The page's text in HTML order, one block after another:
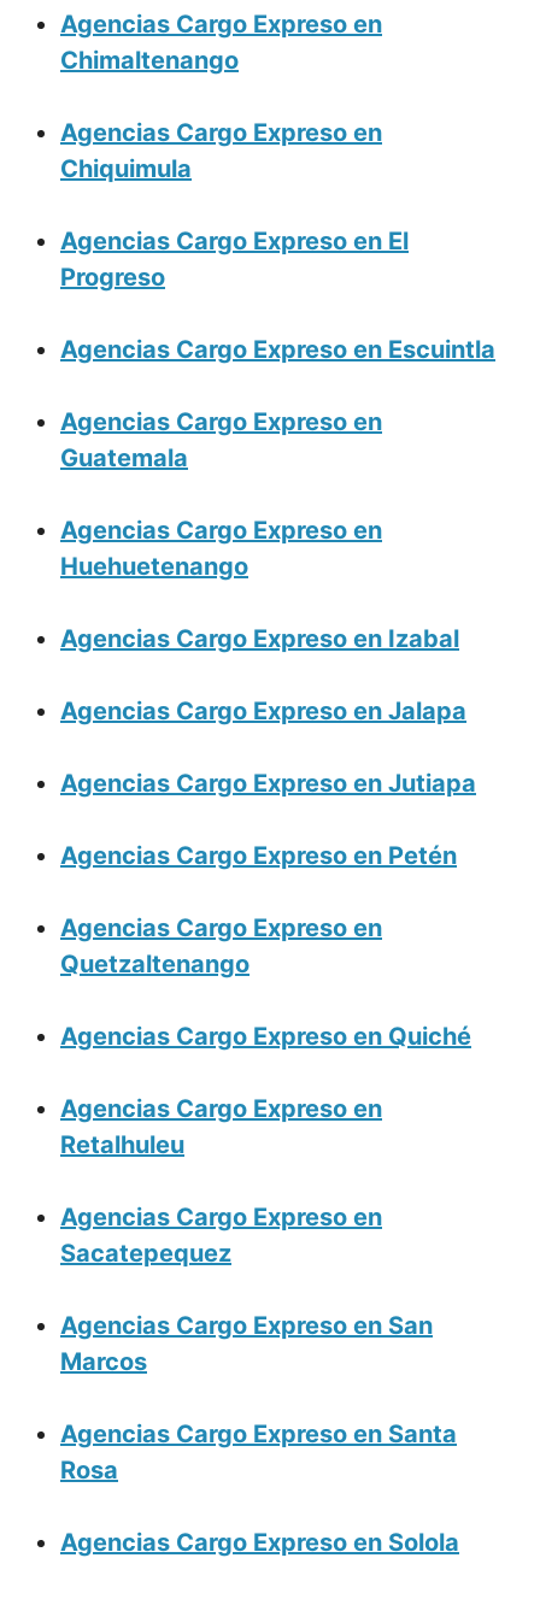
Agencias Cargo Expreso en
Chimaltenango
Agencias Cargo Expreso en
Chiquimula
Agencias Cargo Expreso en El
Progreso
Agencias Cargo Expreso en Escuintla
Agencias Cargo Expreso en
Guatemala
Agencias Cargo Expreso en
Huehuetenango
Agencias Cargo Expreso en Izabal
Agencias Cargo Expreso en Jalapa
Agencias Cargo Expreso en Jutiapa
Agencias Cargo Expreso en Petén
Agencias Cargo Expreso en
Quetzaltenango
Agencias Cargo Expreso en Quiché
Agencias Cargo Expreso en
Retalhuleu
Agencias Cargo Expreso en
Sacatepequez
Agencias Cargo Expreso en San
Marcos
Agencias Cargo Expreso en Santa
Rosa
Agencias Cargo Expreso en Solola